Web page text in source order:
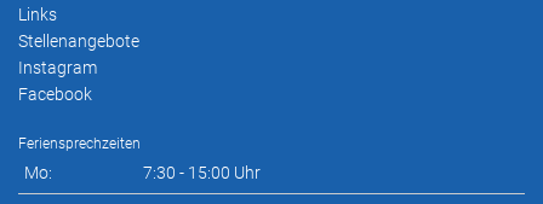
Links
Stellenangebote
Instagram
Facebook
Feriensprechzeiten
Mo: 7:30 - 15:00 Uhr